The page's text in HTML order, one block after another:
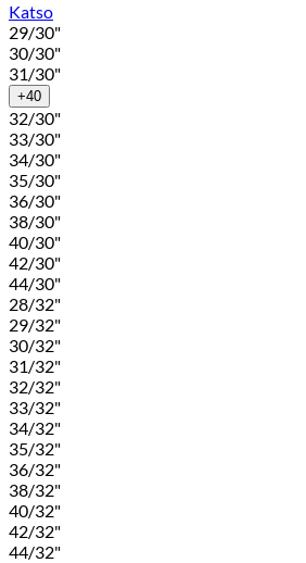
Katso
29/30"
30/30"
31/30"
+40
32/30"
33/30"
34/30"
35/30"
36/30"
38/30"
40/30"
42/30"
44/30"
28/32"
29/32"
30/32"
31/32"
32/32"
33/32"
34/32"
35/32"
36/32"
38/32"
40/32"
42/32"
44/32"